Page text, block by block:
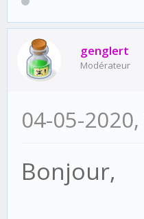
# Path
# The
genglert
Modérateur
04-05-
Bonjour,